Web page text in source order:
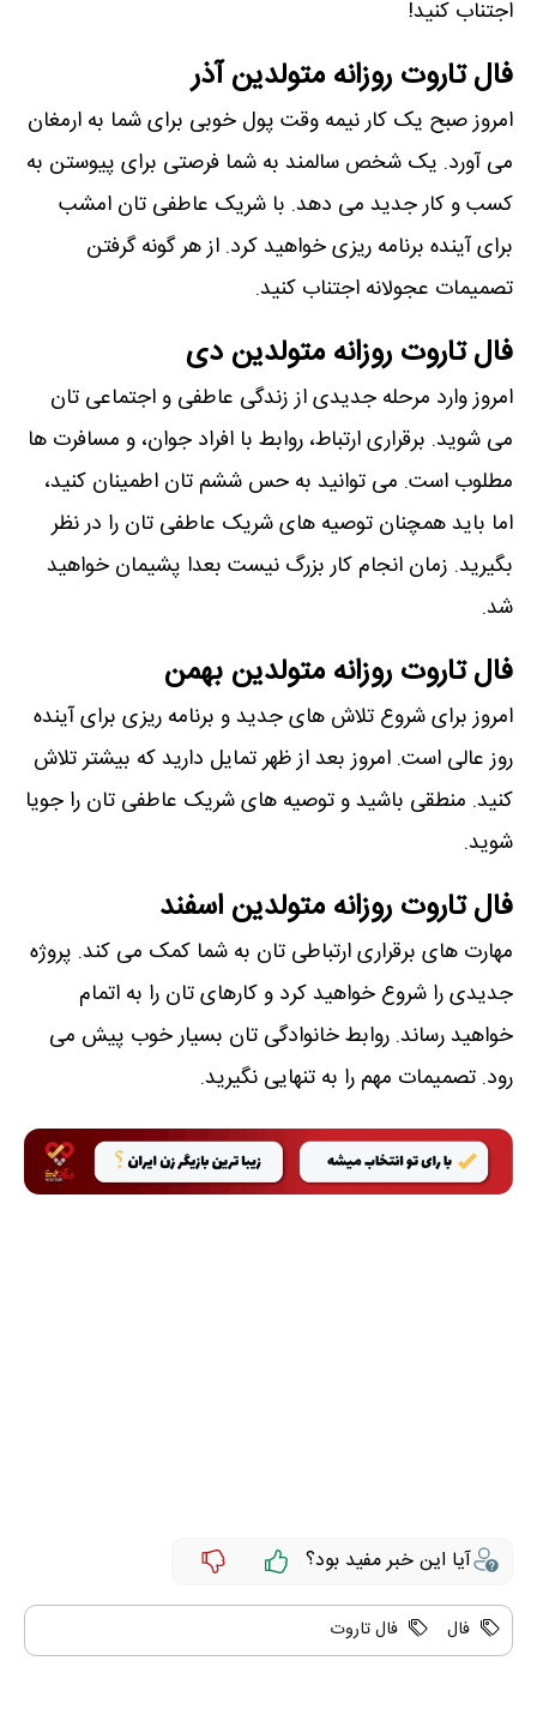
اجتناب کنید!
فال تاروت روزانه متولدین آذر
امروز صبح یک کار نیمه وقت پول خوبی برای شما به ارمغان
می آورد. یک شخص سالمند به شما فرصتی برای پیوستن به
کسب و کار جدید می دهد. با شریک عاطفی تان امشب
برای آینده برنامه ریزی خواهید کرد. از هر گونه گرفتن
تصمیمات عجولانه اجتناب کنید.
فال تاروت روزانه متولدین دی
امروز وارد مرحله جدیدی از زندگی عاطفی و اجتماعی تان
می شوید. برقراری ارتباط، روابط با افراد جوان، و مسافرت ها
مطلوب است. می توانید به حس ششم تان اطمینان کنید،
اما باید همچنان توصیه های شریک عاطفی تان را در نظر
بگیرید. زمان انجام کار بزرگ نیست بعدا پشیمان خواهید
شد.
فال تاروت روزانه متولدین بهمن
امروز برای شروع تلاش های جدید و برنامه ریزی برای آینده
روز عالی است. امروز بعد از ظهر تمایل دارید که بیشتر تلاش
کنید. منطقی باشید و توصیه های شریک عاطفی تان را جویا
شوید.
فال تاروت روزانه متولدین اسفند
مهارت های برقراری ارتباطی تان به شما کمک می کند. پروژه
جدیدی را شروع خواهید کرد و کارهای تان را به اتمام
خواهید رساند. روابط خانوادگی تان بسیار خوب پیش می
رود. تصمیمات مهم را به تنهایی نگیرید.
آیا این خبر مفید بود؟
فال فال تاروت